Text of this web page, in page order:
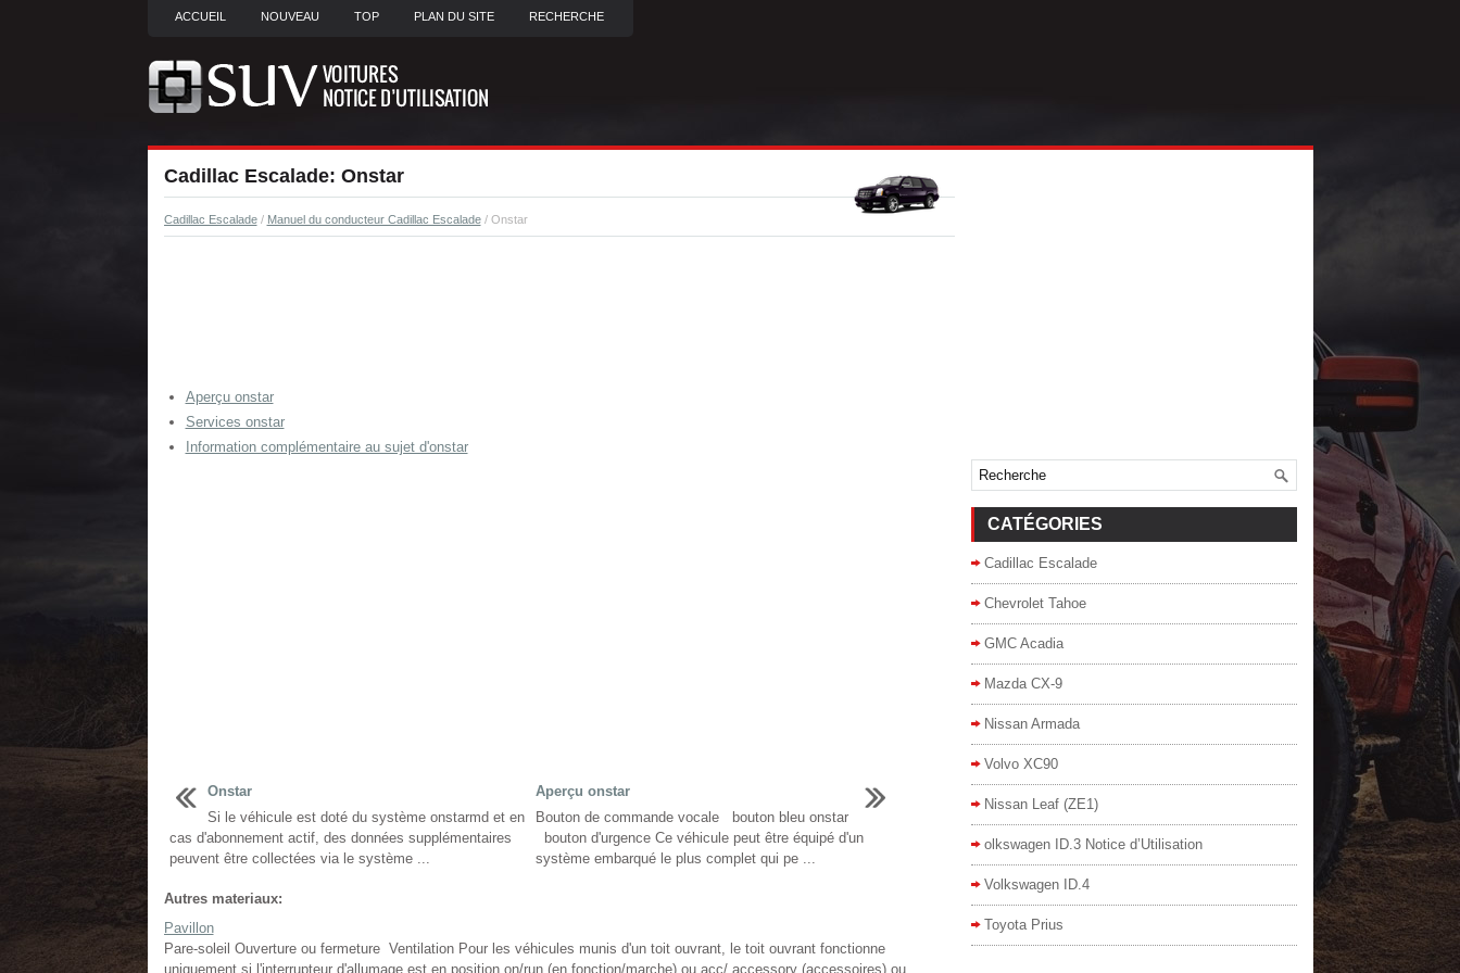
ACCUEIL NOUVEAU TOP PLAN DU SITE RECHERCHE
Cadillac Escalade: Onstar
Cadillac Escalade/ Manuel du conducteur Cadillac Escalade/ Onstar
Aperçu onstar
Services onstar
Information complémentaire au sujet d'onstar
Onstar
Si le véhicule est doté du système onstarmd et en
cas d'abonnement actif, des données supplémentaires
peuvent être collectées via le système ...
Aperçu onstar
Bouton de commande vocale bouton bleu onstar
bouton d'urgence Ce véhicule peut être équipé d'un
système embarqué le plus complet qui pe ...
Autres materiaux:
Pavillon
Pare-soleil Ouverture ou fermeture Ventilation Pour les véhicules munis d'un toit ouvrant, le toit ouvrant fonctionne
uniquement si l'interrupteur d'allumage est en position on/run (en fonction/marche) ou acc/ accessory (accessoires) ou
CATÉGORIES
Cadillac Escalade
Chevrolet Tahoe
GMC Acadia
Mazda CX-9
Nissan Armada
Volvo XC90
Nissan Leaf (ZE1)
olkswagen ID.3 Notice d’Utilisation
Volkswagen ID.4
Toyota Prius